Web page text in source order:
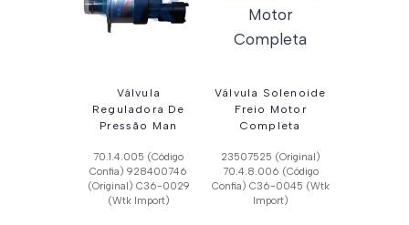
Válvula
Reguladora De
Pressão Man
70.1.4.005 (Código
Confia) 928400746
(Original) C36-0029
(Wtk Import)
Válvula Solenoide
Freio Motor
Completa
23507525 (Original)
70.4.8.006 (Código
Confia) C36-0045 (Wtk
Import)